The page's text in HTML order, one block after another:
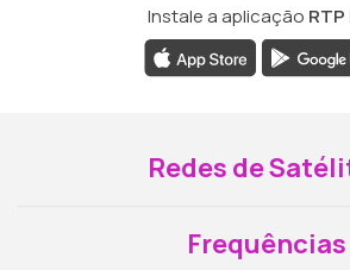
Instale a aplicação
Redes de
Frequências